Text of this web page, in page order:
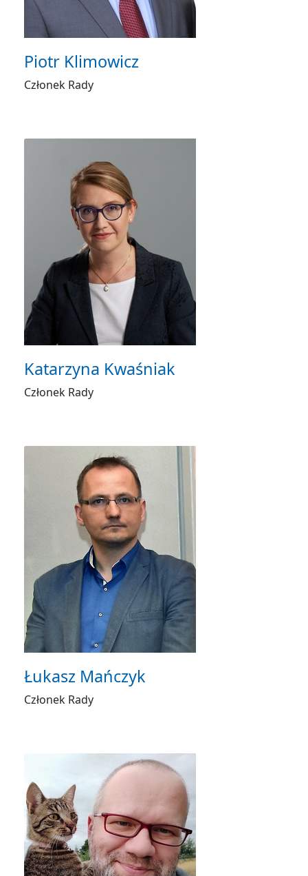
Piotr Klimowicz
Członek Rady
Katarzyna Kwaśniak
Członek Rady
Łukasz Mańczyk
Członek Rady